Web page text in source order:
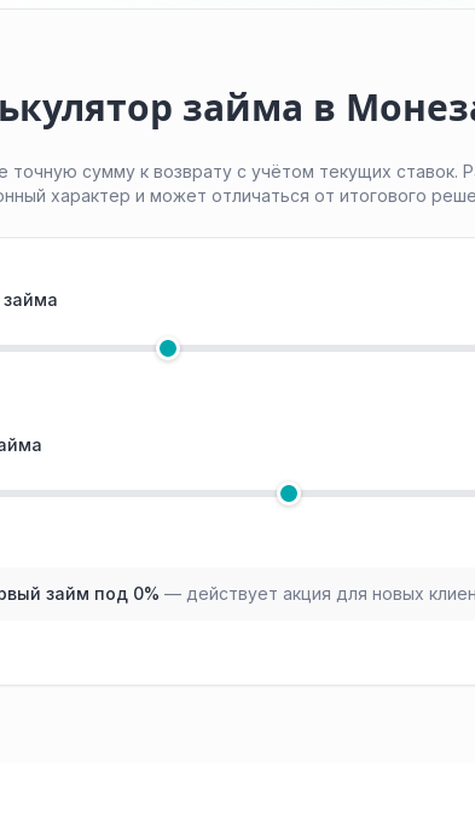
займа в
точную сумму к возврату с учётом текущих ставок.
характер и может отличаться от итогового
займ под 0% — действует акция для новых